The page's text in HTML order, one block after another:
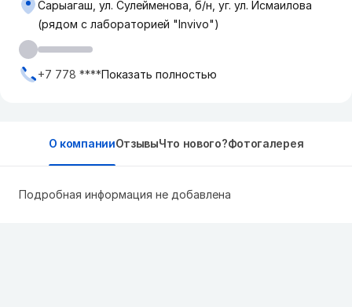
Сарыагаш, ул. Сулейменова, б/н, уг. ул. Исмаилова
(рядом с лабораторией "Invivo")
+7 778 ****Показать полностью
О компанииОтзывыЧто нового?Фотогалерея
Подробная информация не добавлена